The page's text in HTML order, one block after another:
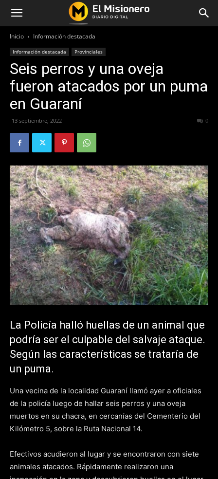
Inicio Información destacada
Información destacada Provinciales
Seis perros y una oveja
fueron atacados por un puma
en Guaraní
13 septiembre, 2022 0
La Policía halló huellas de un animal que
podría ser el culpable del salvaje ataque.
Según las características se trataría de
un puma.
Una vecina de la localidad Guaraní llamó ayer a oficiales
de la policía luego de hallar seis perros y una oveja
muertos en su chacra, en cercanías del Cementerio del
Kilómetro 5, sobre la Ruta Nacional 14.
Efectivos acudieron al lugar y se encontraron con siete
animales atacados. Rápidamente realizaron una